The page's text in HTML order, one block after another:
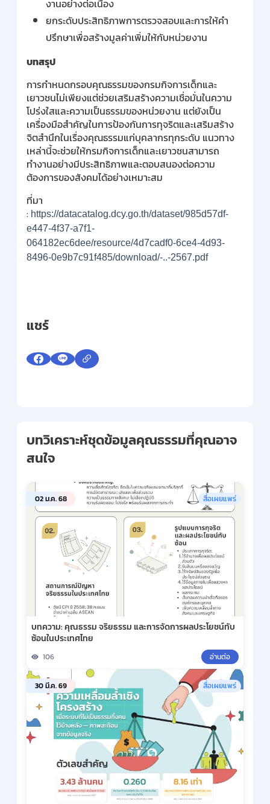
งานอย่างต่อเนื่อง
ยกระดับประสิทธิภาพการตรวจสอบและการให้คำ
ปรึกษาเพื่อสร้างมูลค่าเพิ่มให้กับหน่วยงาน
บทสรุป
การกำหนดกรอบคุณธรรมของกรมกิจการเด็กและ
เยาวชนไม่เพียงแต่ช่วยเสริมสร้างความเชื่อมั่นในความ
โปร่งใสและความเป็นธรรมของหน่วยงาน แต่ยังเป็น
เครื่องมือสำคัญในการป้องกันการทุจริตและเสริมสร้าง
จิตสำนึกในเรื่องคุณธรรมแก่บุคลากรทุกระดับ แนวทาง
เหล่านี้จะช่วยให้กรมกิจการเด็กและเยาวชนสามารถ
ทำงานอย่างมีประสิทธิภาพและตอบสนองต่อความ
ต้องการของสังคมได้อย่างเหมาะสม
ที่มา
: https://datacatalog.dcy.go.th/dataset/985d57df-
e447-4f37-a7f1-
064182ec6dee/resource/4d7cadf0-6ce4-4d93-
8496-0e9b7c91f485/download/-..-2567.pdf
แชร์
บทวิเคราะห์ชุดข้อมูลคุณธรรมที่คุณอาจ
สนใจ
02 ม.ค. 68 สื่อเผยแพร่
บทความ: คุณธรรม จริยธรรม และการจัดการผลประโยชน์ทับ
ซ้อนในประเทศไทย
106 อ่านต่อ
30 มี.ค. 69 สื่อเผยแพร่